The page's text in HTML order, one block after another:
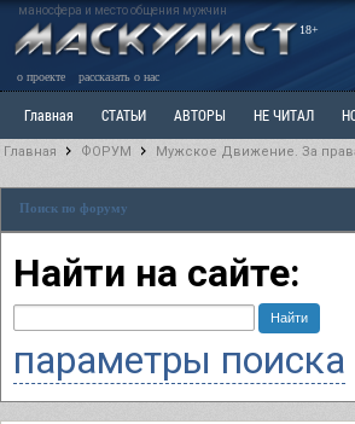
маносфера и место общения мужчин
18+
о проекте рассказать о нас
Главная СТАТЬИ АВТОРЫ НЕ ЧИТАЛ
Ветка: Расстаюсь или Развожусь. САНЧАС
РАЗДЕЛ: Разное
Главная ФОРУМ Мужское Движение. За
Поиск по форуму
Найти на сайте:
параметры поиска